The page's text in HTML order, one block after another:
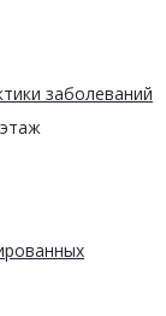
заболеваний